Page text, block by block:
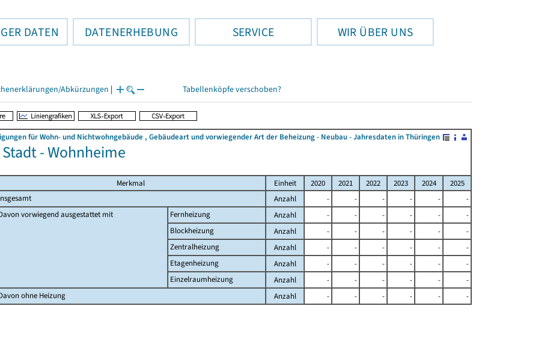
DATEN DATENERHEBUNG SERVICE WIR ÜBER UNS
Abkürzungen | Tabellenköpfe verschoben?
für Wohn- und Nichtwohngebäude , Gebäudeart und vorwiegender Art der Beheizung - Neubau - Jahresdaten in Thüringen
- Wohnheime
Merkmal Einheit 2020 2021 2022 2023 2024
2025
Anzahl - - - - -
-
vorwiegend ausgestattet mit
Fernheizung Anzahl - - - - -
-
Blockheizung
Anzahl - - - - -
-
Zentralheizung
Anzahl - - - - -
-
Etagenheizung
Anzahl - - - - -
-
Einzelraumheizung
Anzahl - - - - -
-
ohne Heizung
Anzahl - - - - - -